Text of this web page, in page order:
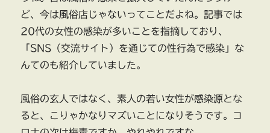
ど、今は風俗店じゃないってことだよね。記事では
20代の女性の感染が多いことを指摘しており、
「SNS（交流サイト）を通じての性行為で感染」な
んてのも紹介していました。
風俗の玄人ではなく、素人の若い女性が感染源とな
ると、こりゃかなりマズいことになりそうです。コ